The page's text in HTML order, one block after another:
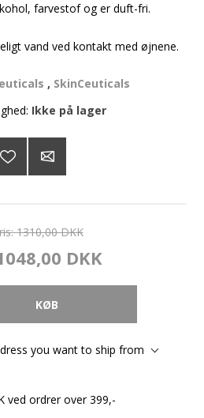
farvestof og er duft-fri.
vand ved kontakt med øjnene.
, SkinCeuticals
Ikke på lager
1310,00 DKK
DKK
you want to ship from
ved ordrer over 399,-